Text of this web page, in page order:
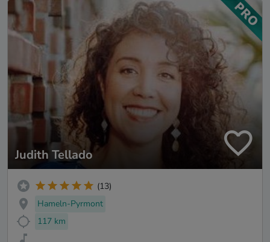
Judith Tellado
(13)
Hameln-Pyrmont
117 km